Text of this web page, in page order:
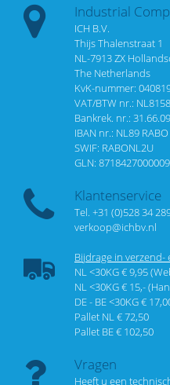
Industrial
ICH B.V.
Thijs Thalenstraat 1
NL-7913 ZX
The Netherlands
KvK-nummer:
VAT/BTW nr.:
Bankrek. nr.:
IBAN nr.: NL89
SWIF: RABONL2U
GLN: 8718427000009
Klantenservice
Tel. +31 (0)528 34
verkoop@ichbv.nl
Bijdrage in verzend-
NL <30KG € 9,95
NL <30KG € 15,-
DE - BE <30KG €
Pallet NL € 72,50
Pallet BE € 102,50
Vragen
Heeft u een